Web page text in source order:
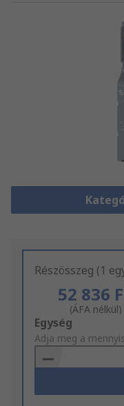
Részösszeg (1
52 836
(ÁFA nélkül)
Add
to
Basket
Egység
Adja meg a